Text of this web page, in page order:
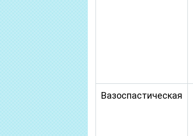
Вазоспастическая